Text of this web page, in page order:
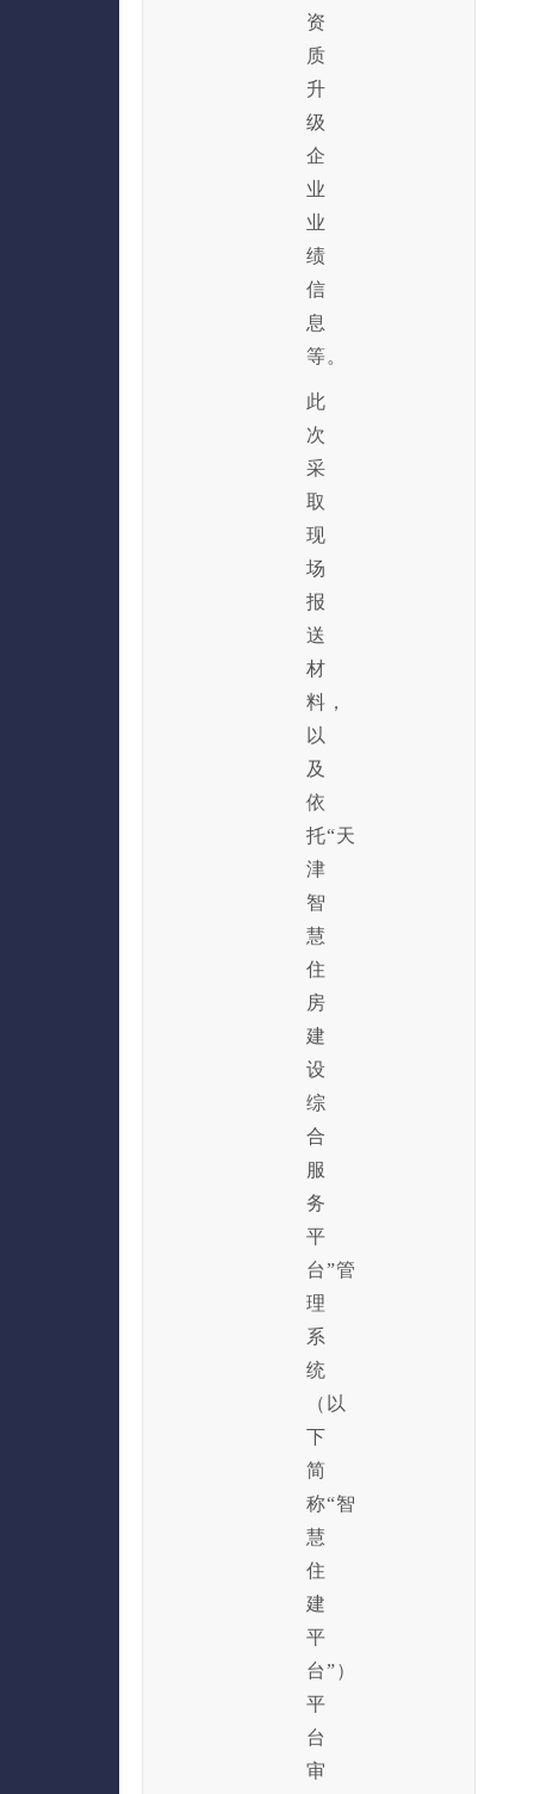
资
质
升
级
企
业
业
绩
信
息
等。
此
次
采
取
现
场
报
送
材
料，
以
及
依
托“天
津
智
慧
住
房
建
设
综
合
服
务
平
台”管
理
系
统
（以
下
简
称“智
慧
住
建
平
台”）
平
台
审